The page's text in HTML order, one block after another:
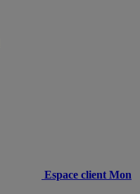
Espace client Mon